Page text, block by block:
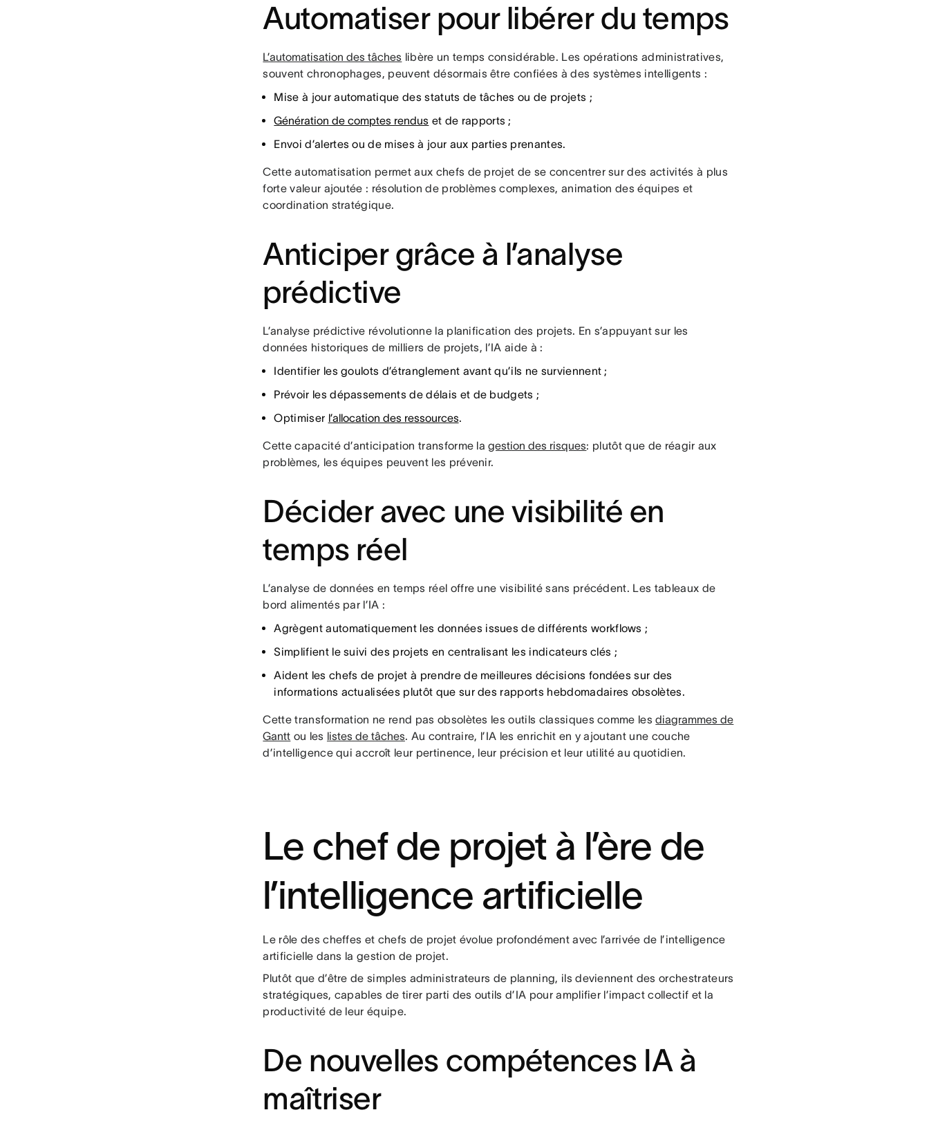
Automatiser pour libérer du temps
L’automatisation des tâches libère un temps considérable. Les opérations administratives,
souvent chronophages, peuvent désormais être confiées à des systèmes intelligents :
Mise à jour automatique des statuts de tâches ou de projets ;
Génération de comptes rendus et de rapports ;
Envoi d’alertes ou de mises à jour aux parties prenantes.
Cette automatisation permet aux chefs de projet de se concentrer sur des activités à plus
forte valeur ajoutée : résolution de problèmes complexes, animation des équipes et
coordination stratégique.
Anticiper grâce à l’analyse
prédictive
L’analyse prédictive révolutionne la planification des projets. En s’appuyant sur les
données historiques de milliers de projets, l’IA aide à :
Identifier les goulots d’étranglement avant qu’ils ne surviennent ;
Prévoir les dépassements de délais et de budgets ;
Optimiser l’allocation des ressources.
Cette capacité d’anticipation transforme lagestion des risques: plutôt que de réagir aux
problèmes, les équipes peuvent les prévenir.
Décider avec une visibilité en
temps réel
L’analyse de données en temps réel offre une visibilité sans précédent. Les tableaux de
bord alimentés par l’IA :
Agrègent automatiquement les données issues de différents workflows ;
Simplifient le suivi des projets en centralisant les indicateurs clés ;
Aident les chefs de projet à prendre de meilleures décisions fondées sur des
informations actualisées plutôt que sur des rapports hebdomadaires obsolètes.
Cette transformation ne rend pas obsolètes les outils classiques comme lesdiagrammes de
Gantt ou les listes de tâches. Au contraire, l’IA les enrichit en y ajoutant une couche
d’intelligence qui accroît leur pertinence, leur précision et leur utilité au quotidien.
Le chef de projet à l’ère de
l’intelligence artificielle
Le rôle des cheffes et chefs de projet évolue profondément avec l’arrivée de l’intelligence
artificielle dans la gestion de projet.
Plutôt que d’être de simples administrateurs de planning, ils deviennent des orchestrateurs
stratégiques, capables de tirer parti des outils d’IA pour amplifier l’impact collectif et la
productivité de leur équipe.
De nouvelles compétences IA à
maîtriser